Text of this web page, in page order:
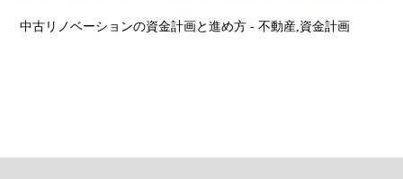
中古リノベーションの資金計画と進め方- 不動産,資金計画